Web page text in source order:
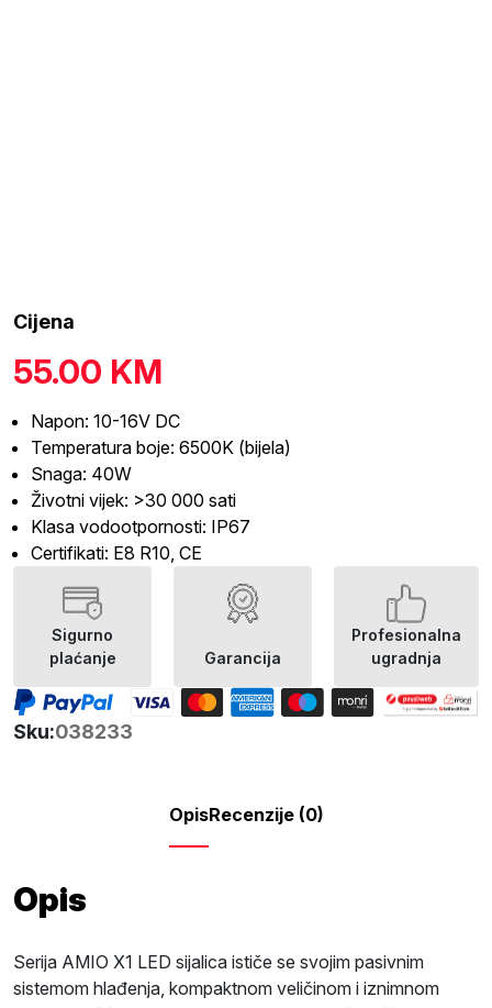
Cijena
55.00 KM
Napon: 10-16V DC
Temperatura boje: 6500K (bijela)
Snaga: 40W
Životni vijek: >30 000 sati
Klasa vodootpornosti: IP67
Certifikati: E8 R10, CE
Sigurno
plaćanje
Garancija
Profesionalna
ugradnja
Sku:038233
OpisRecenzije (0)
Opis
Serija AMIO X1 LED sijalica ističe se svojim pasivnim
sistemom hlađenja, kompaktnom veličinom i iznimnom